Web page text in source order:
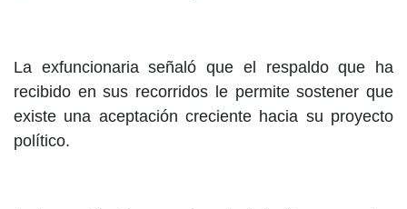
La exfuncionaria señaló que el respaldo que ha
recibido en sus recorridos le permite sostener que
existe una aceptación creciente hacia su proyecto
político.